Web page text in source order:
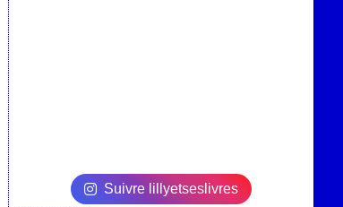
Suivre lillyetseslivres